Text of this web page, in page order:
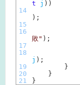
14
15
16
17
18
19
20
21
t
j ) )
) ;
敗" ) ;
j ) ;
}
}
}